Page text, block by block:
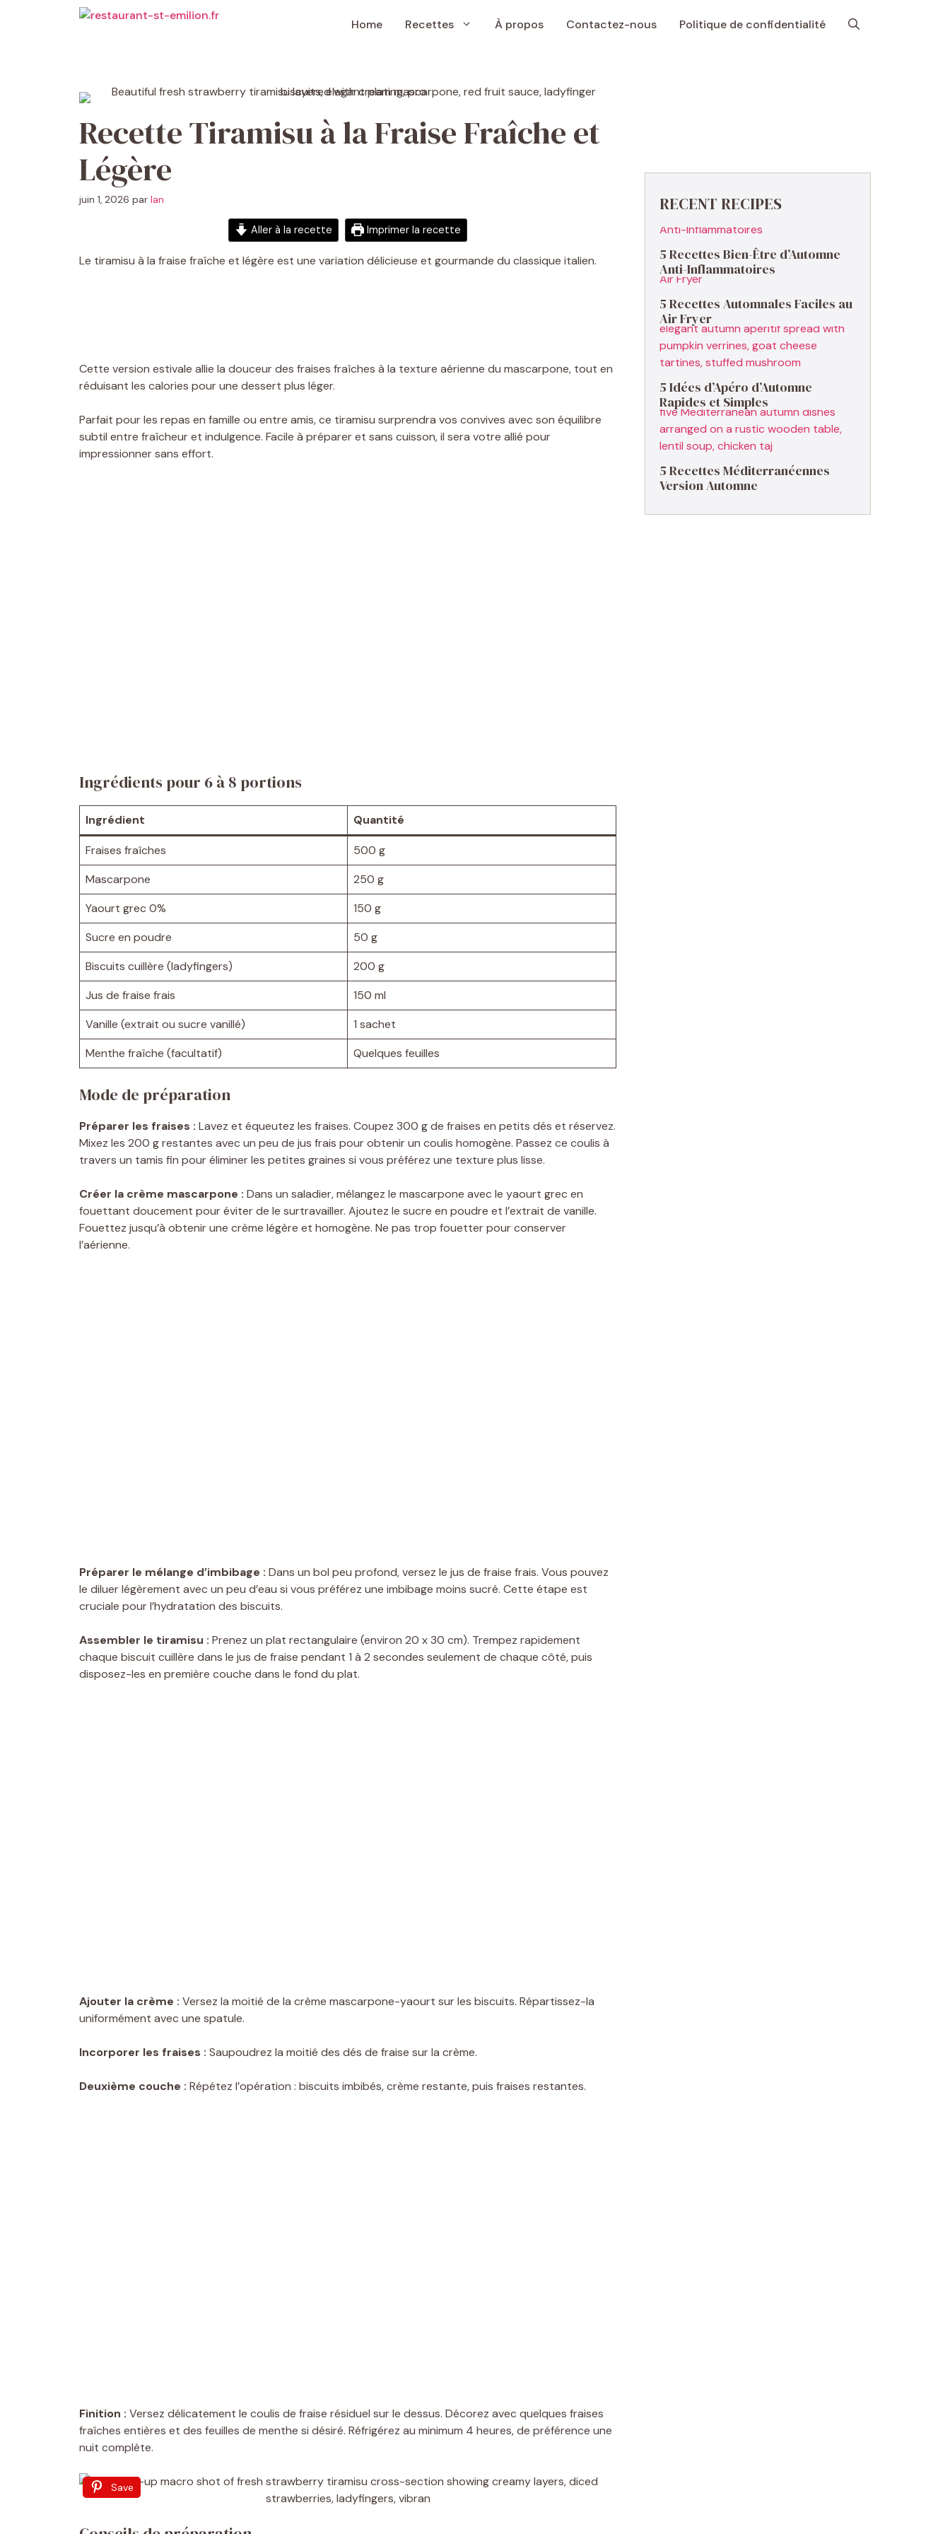
Home Recettes À propos Contactez-nous Politique de confidentialité
Recette Tiramisu à la Fraise Fraîche et
Légère
juin 1, 2026 par Ian
Aller à la recette Imprimer la recette
Le tiramisu à la fraise fraîche et légère est une variation délicieuse et gourmande du classique italien.
Cette version estivale allie la douceur des fraises fraîches à la texture aérienne du mascarpone, tout en
réduisant les calories pour une dessert plus léger.
Parfait pour les repas en famille ou entre amis, ce tiramisu surprendra vos convives avec son équilibre
subtil entre fraîcheur et indulgence. Facile à préparer et sans cuisson, il sera votre allié pour
impressionner sans effort.
Ingrédients pour 6 à 8 portions
Ingrédient Quantité
Fraises fraîches
500 g
Mascarpone
250 g
Yaourt grec 0%
150 g
Sucre en poudre
50 g
Biscuits cuillère (ladyfingers)
200 g
Jus de fraise frais
150 ml
Vanille (extrait ou sucre vanillé)
1 sachet
Menthe fraîche (facultatif)
Quelques feuilles
Mode de préparation
Préparer les fraises : Lavez et équeutez les fraises. Coupez 300 g de fraises en petits dés et réservez.
Mixez les 200 g restantes avec un peu de jus frais pour obtenir un coulis homogène. Passez ce coulis à
travers un tamis fin pour éliminer les petites graines si vous préférez une texture plus lisse.
Créer la crème mascarpone : Dans un saladier, mélangez le mascarpone avec le yaourt grec en
fouettant doucement pour éviter de le surtravailler. Ajoutez le sucre en poudre et l’extrait de vanille.
Fouettez jusqu’à obtenir une crème légère et homogène. Ne pas trop fouetter pour conserver
l’aérienne.
Préparer le mélange d’imbibage : Dans un bol peu profond, versez le jus de fraise frais. Vous pouvez
le diluer légèrement avec un peu d’eau si vous préférez une imbibage moins sucré. Cette étape est
cruciale pour l’hydratation des biscuits.
Assembler le tiramisu : Prenez un plat rectangulaire (environ 20 x 30 cm). Trempez rapidement
chaque biscuit cuillère dans le jus de fraise pendant 1 à 2 secondes seulement de chaque côté, puis
disposez-les en première couche dans le fond du plat.
Ajouter la crème : Versez la moitié de la crème mascarpone-yaourt sur les biscuits. Répartissez-la
uniformément avec une spatule.
Incorporer les fraises : Saupoudrez la moitié des dés de fraise sur la crème.
Deuxième couche : Répétez l’opération : biscuits imbibés, crème restante, puis fraises restantes.
Finition : Versez délicatement le coulis de fraise résiduel sur le dessus. Décorez avec quelques fraises
fraîches entières et des feuilles de menthe si désiré. Réfrigérez au minimum 4 heures, de préférence une
nuit complète.
Save
RECENT RECIPES
5 Recettes Bien-Être d’Automne
Anti-Inflammatoires
5 Recettes Automnales Faciles au
Air Fryer
5 Idées d’Apéro d’Automne
Rapides et Simples
5 Recettes Méditerranéennes
Version Automne